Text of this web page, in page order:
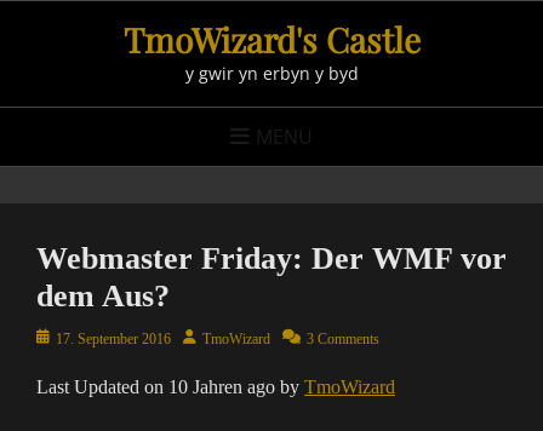
TmoWizard's Castle
y gwir yn erbyn y byd
MENU
Webmaster Friday: Der WMF vor
dem Aus?
Posted17. September 2016 AuthorTmoWizard 3 Comments
Last Updated on 10 Jahren ago by TmoWizard